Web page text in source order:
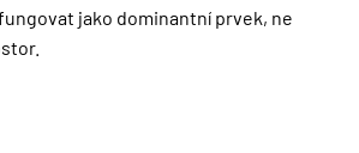
jako dominantní prvek, ne